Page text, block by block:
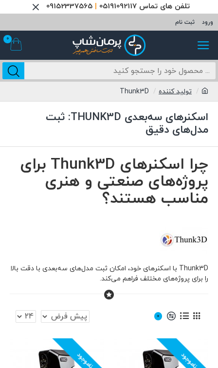
تلفن های تماس 05191092117 09152337565
ورود ثبت نام
0
تولید کننده Thunk3D
اسکنرهای سه‌بعدی THUNK3D: ثبت
مدل‌های دقیق
چرا اسکنرهای Thunk3D برای
پروژه‌های صنعتی و هنری
مناسب هستند؟
Thunk3D با اسکنرهای خود، امکان ثبت مدل‌های سه‌بعدی با دقت بالا
را برای پروژه‌های مختلف فراهم می‌کند.
0
ناموجود ناموجود